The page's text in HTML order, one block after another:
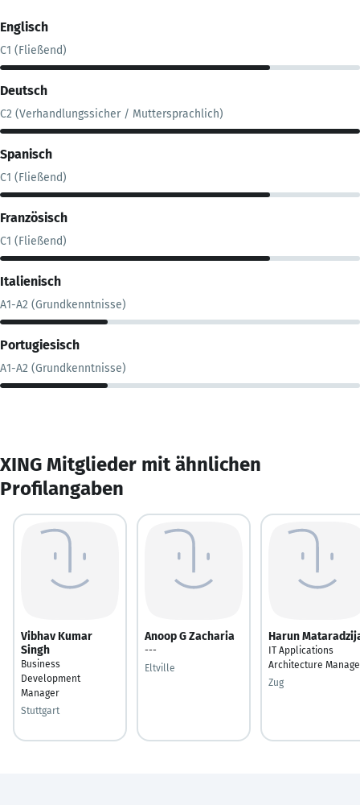
Englisch
C1 (Fließend)
Deutsch
C2 (Verhandlungssicher / Muttersprachlich)
Spanisch
C1 (Fließend)
Französisch
C1 (Fließend)
Italienisch
A1-A2 (Grundkenntnisse)
Portugiesisch
A1-A2 (Grundkenntnisse)
XING Mitglieder mit ähnlichen
Profilangaben
Vibhav Kumar
Singh
Business
Development
Manager
Stuttgart
Anoop G Zacharia
---
Eltville
Harun
IT Applications
Architecture
Zug